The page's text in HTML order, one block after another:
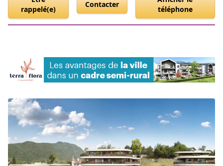
rappelé(e)
Contacter
téléphone